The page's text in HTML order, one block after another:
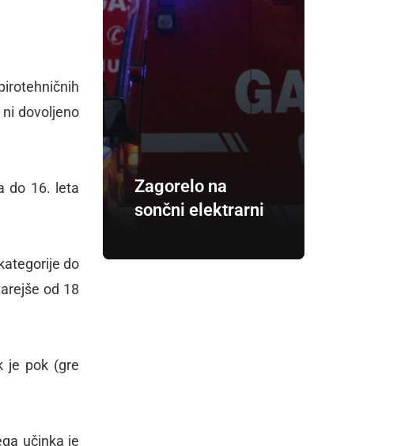
ni dovoljeno
do 16. leta
do
od 18
je pok (gre
učinka je
Zagorelo na
sončni elektrarni